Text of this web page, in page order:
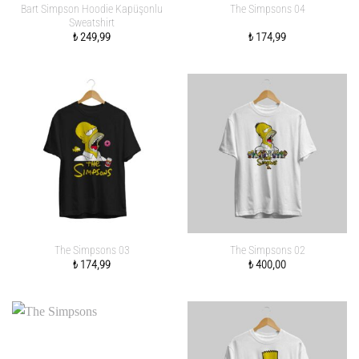
Bart Simpson Hoodie Kapüşonlu
Sweatshirt
₺249,99
The Simpsons 04
₺ 174,99
The Simpsons 03
₺ 174,99
The Simpsons 02
₺400,00